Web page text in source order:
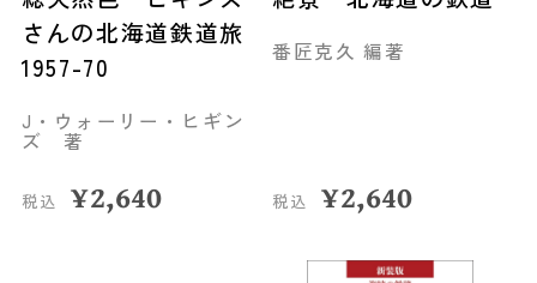
さんの北海道鉄道旅
1957-70
J・ウォーリー・ヒギン
ズ 著
税込 ¥2,640
番匠克久 編著
税込 ¥2,640